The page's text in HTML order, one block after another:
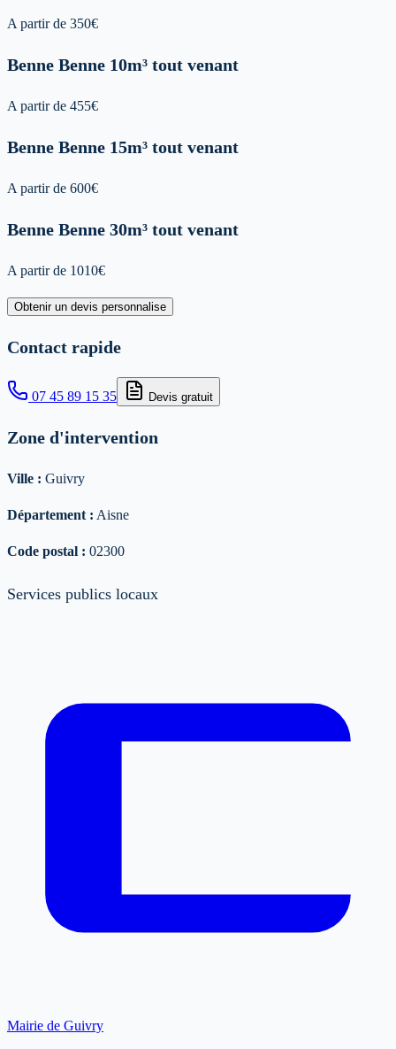
A partir de 350€
Benne Benne 10m³ tout venant
A partir de 455€
Benne Benne 15m³ tout venant
A partir de 600€
Benne Benne 30m³ tout venant
A partir de 1010€
Obtenir un devis personnalise
Contact rapide
07 45 89 15 35 Devis gratuit
Zone d'intervention
Ville : Guivry
Département : Aisne
Code postal : 02300
Services publics locaux
Mairie de Guivry